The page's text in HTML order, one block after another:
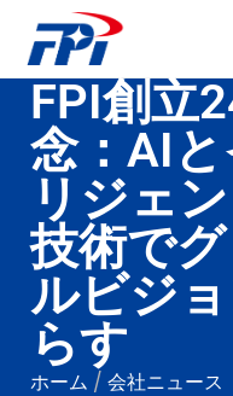
FPI創立
念：AI
リジェ
技術で
ルビジ
らす
ホーム / 会社ニュース